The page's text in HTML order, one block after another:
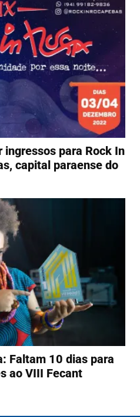
para Rock In
capital paraense do
Faltam 10 dias para
ao VIII Fecant